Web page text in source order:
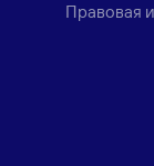
Правовая